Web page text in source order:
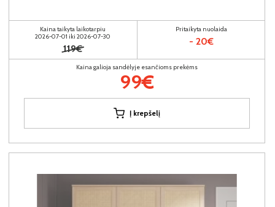
Kaina taikyta laikotarpiu
2026-07-01 iki 2026-07-30
119€
Pritaikyta nuolaida
- 20€
Kaina galioja sandėlyje esančioms prekėms
99€
Į krepšelį